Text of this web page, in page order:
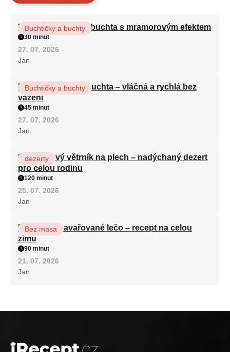
Vláčná olejová litá buchta s mramorovým efektem
Buchtičky a buchty
30 minut
27. 07. 2026
Jan
Hrnková maková buchta – vláčná a rychlá bez
vážení
Buchtičky a buchty
45 minut
27. 07. 2026
Jan
Karamelový větrník na plech – nadýchaný dezert
pro celou rodinu
dezerty
120 minut
25. 07. 2026
Jan
Babiččino zavařované lečo – recept na celou
zimu
Bez masa
90 minut
21. 07. 2026
Jan